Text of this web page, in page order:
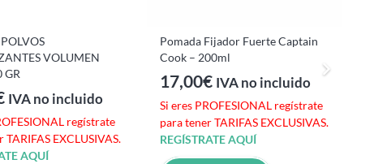
VOLUMEN
GR
IVA no incluido
regístrate
TARIFAS EXCLUSIVAS.
AQUÍ
Pomada Fijador Fuerte Captain
Cook – 200ml
17,00€ IVA no incluido
Si eres PROFESIONAL regístrate
para tener TARIFAS EXCLUSIVAS.
REGÍSTRATE AQUÍ